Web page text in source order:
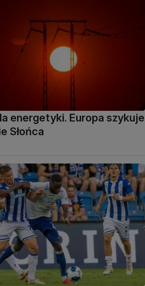
energetyki. Europa szykuje
Słońca